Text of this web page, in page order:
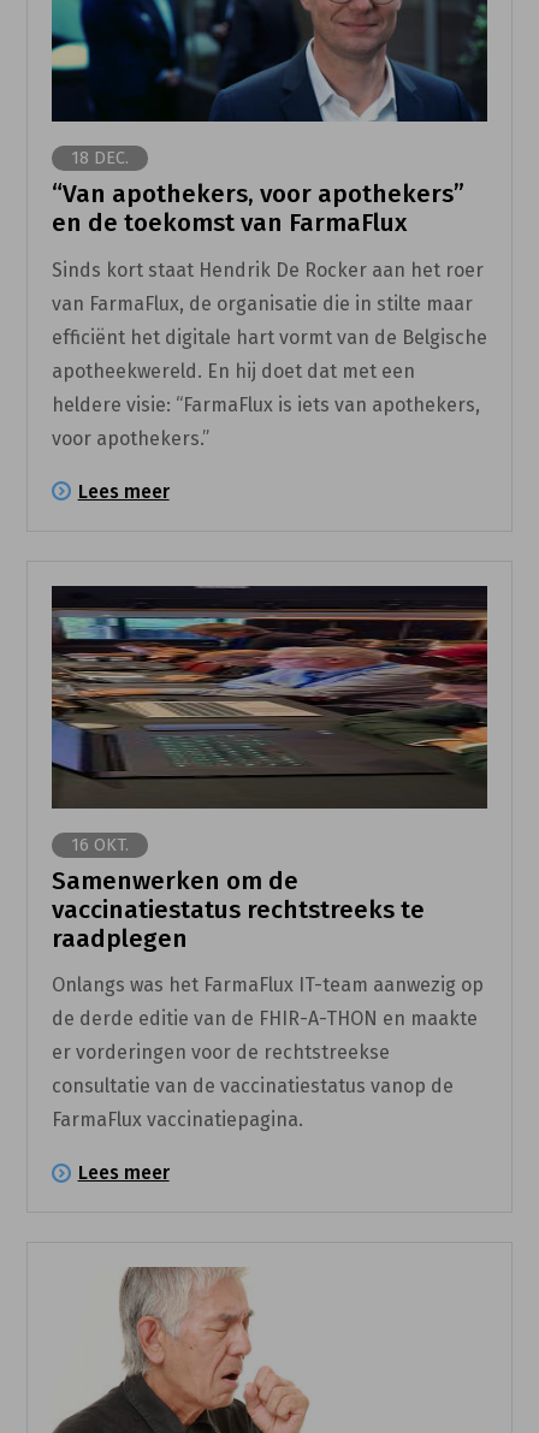
18 DEC.
“Van apothekers, voor apothekers”
en de toekomst van FarmaFlux
Sinds kort staat Hendrik De Rocker aan het roer
van FarmaFlux, de organisatie die in stilte maar
efficiënt het digitale hart vormt van de Belgische
apotheekwereld. En hij doet dat met een
heldere visie: “FarmaFlux is iets van apothekers,
voor apothekers.”
Lees meer
16 OKT.
Samenwerken om de
vaccinatiestatus rechtstreeks te
raadplegen
Onlangs was het FarmaFlux IT-team aanwezig op
de derde editie van de FHIR-A-THON en maakte
er vorderingen voor de rechtstreekse
consultatie van de vaccinatiestatus vanop de
FarmaFlux vaccinatiepagina.
Lees meer